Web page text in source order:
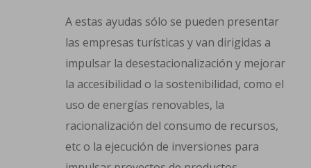
A estas ayudas sólo se pueden presentar
las empresas turísticas y van dirigidas a
impulsar la desestacionalización y mejorar
la accesibilidad o la sostenibilidad, como el
uso de energías renovables, la
racionalización del consumo de recursos,
etc o la ejecución de inversiones para